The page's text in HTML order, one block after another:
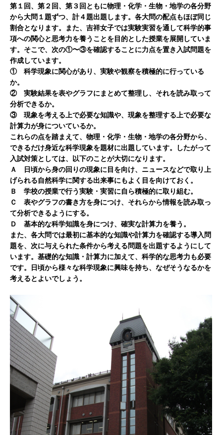
第１回、第２回、第３回ともに物理・化学・生物・地学の各分野
から大問１題ずつ、計４題出題します。各大問の配点もほぼ同じ
割合となります。また、吉祥女子では実験実習を通して科学的事
項への関心と思考力を養うことを目的とした授業を展開していま
す。そこで、次の①〜③を確認することに力点を置き入試問題を
作成しています。
① 科学現象に関心があり、実験や観察を積極的に行っている
か。
② 実験結果を表やグラフにまとめて整理し、それを読み取って
分析できるか。
③ 現象を考える上で必要な知識や、現象を整理する上で必要な
計算力が身についているか。
これらの点を踏まえて、物理・化学・生物・地学の各分野から、
できるだけ身近な科学現象を題材に出題しています。したがって
入試対策としては、以下のことが大切になります。
Ａ 日頃から身の回りの現象に目を向け、ニュースなどで取り上
げられる自然科学に関する出来事にもよく目を向けておく。
Ｂ 学校の授業で行う実験・実習に自ら積極的に取り組む。
Ｃ 表やグラフの書き方を身につけ、それらから情報を読み取っ
て分析できるようにする。
Ｄ 基本的な科学知識を身につけ、確実な計算力を養う。
また、各大問では最初に基本的な知識や計算力を確認する導入問
題を、次に与えられた条件から考える問題を出題するようにして
います。基礎的な知識・計算力に加えて、科学的な思考力も必要
です。日頃から様々な科学現象に興味を持ち、なぜそうなるかを
考えるとよいでしょう。